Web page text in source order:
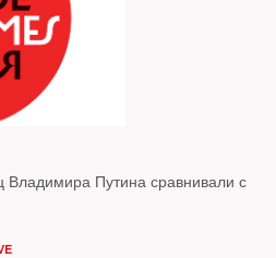
Путина сравнивали с